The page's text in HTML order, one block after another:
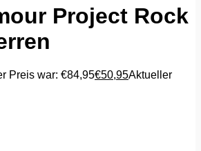
Project Rock
Preis war: €84,95€50,95Aktueller